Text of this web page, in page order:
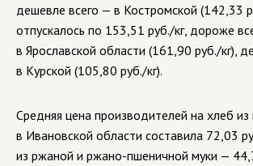
дешевле всего — в Костромской (142,33
отпускалось по 153,51 руб./кг, дороже
в Ярославской области (161,90 руб./кг),
в Курской (105,80 руб./кг).
Средняя цена производителей на хлеб
в Ивановской области составила 72,03
из ржаной и ржано-пшеничной муки —